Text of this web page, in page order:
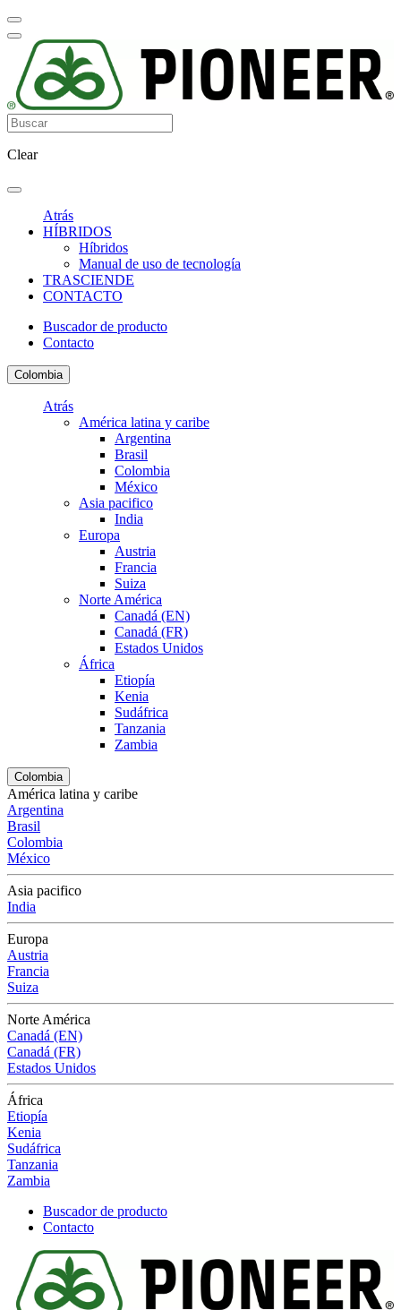
Clear
Atrás
HÍBRIDOS
Híbridos
Manual de uso de tecnología
TRASCIENDE
CONTACTO
Buscador de producto
Contacto
Colombia
Atrás
América latina y caribe
Argentina
Brasil
Colombia
México
Asia pacifico
India
Europa
Austria
Francia
Suiza
Norte América
Canadá (EN)
Canadá (FR)
Estados Unidos
África
Etiopía
Kenia
Sudáfrica
Tanzania
Zambia
Colombia
América latina y caribe
Argentina
Brasil
Colombia
México
Asia pacifico
India
Europa
Austria
Francia
Suiza
Norte América
Canadá (EN)
Canadá (FR)
Estados Unidos
África
Etiopía
Kenia
Sudáfrica
Tanzania
Zambia
Buscador de producto
Contacto